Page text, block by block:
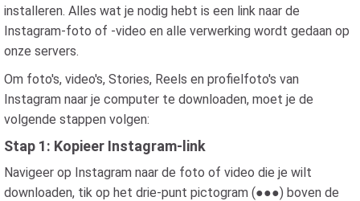
installeren. Alles wat je nodig hebt is een link naar de
Instagram-foto of -video en alle verwerking wordt gedaan op
onze servers.
Om foto's, video's, Stories, Reels en profielfoto's van
Instagram naar je computer te downloaden, moet je de
volgende stappen volgen:
Stap 1: Kopieer Instagram-link
Navigeer op Instagram naar de foto of video die je wilt
downloaden, tik op het drie-punt pictogram (●●●) boven de